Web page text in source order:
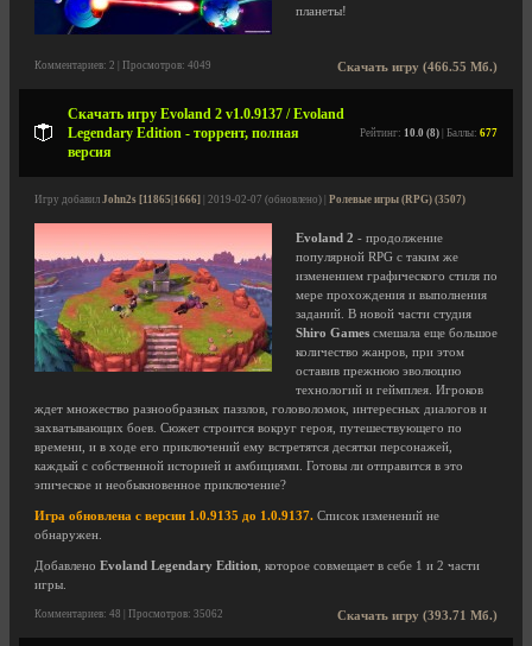
планеты!
Скачать игру (466.55 Мб.)
Комментариев: 2 | Просмотров: 4049
Скачать игру Evoland 2 v1.0.9137 / Evoland
Legendary Edition - торрент, полная
версия
Рейтинг: 10.0 (8) | Баллы: 677
Игру добавил John2s [11865|1666] | 2019-02-07 (обновлено) | Ролевые игры (RPG) (3507)
Evoland 2 - продолжение
популярной RPG с таким же
изменением графического стиля по
мере прохождения и выполнения
заданий. В новой части студия
Shiro Games смешала еще большое
количество жанров, при этом
оставив прежнюю эволюцию
технологий и геймплея. Игроков
ждет множество разнообразных паззлов, головоломок, интересных диалогов и
захватывающих боев. Сюжет строится вокруг героя, путешествующего по
времени, и в ходе его приключений ему встретятся десятки персонажей,
каждый с собственной историей и амбициями. Готовы ли отправится в это
эпическое и необыкновенное приключение?
Игра обновлена с версии 1.0.9135 до 1.0.9137. Список изменений не
обнаружен.
Добавлено Evoland Legendary Edition , которое совмещает в себе 1 и 2 части
игры.
Скачать игру (393.71 Мб.)
Комментариев: 48 | Просмотров: 35062